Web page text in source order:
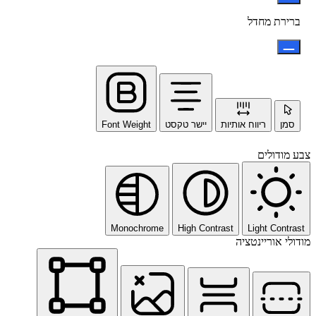
ברירת מחדל
סמן ריווח אותיות יישר טקסט Font Weight
צבע מודולים
Light Contrast
High Contrast
Monochrome
מודולי אוריינטציה